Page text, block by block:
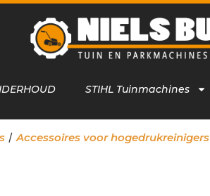
STIHL Tuinmachines
/ Accessoires voor hogedrukreinigers